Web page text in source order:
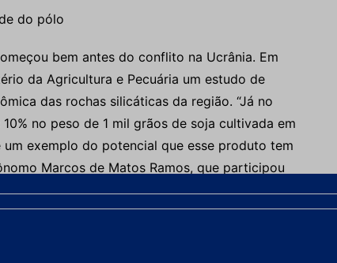
do pólo
bem antes do conflito na Ucrânia. Em
da Agricultura e Pecuária um estudo de
das rochas silicáticas da região. “Já no
no peso de 1 mil grãos de soja cultivada em
exemplo do potencial que esse produto tem
Marcos de Matos Ramos, que participou
desde 2017 pela gestão municipal em
Agrícola e Tecnologia Campo. As informações